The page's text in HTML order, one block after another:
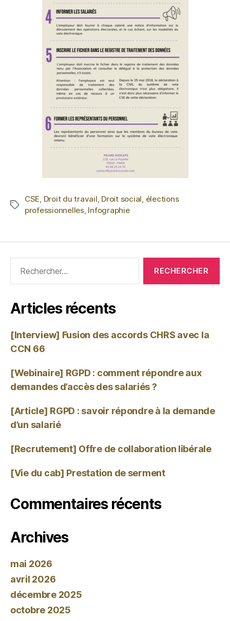
CSE, Droit du travail, Droit social, élections
professionnelles, Infographie
Articles récents
[Interview] Fusion des accords CHRS avec la
CCN 66
[Webinaire] RGPD : comment répondre aux
demandes d’accès des salariés ?
[Article] RGPD : savoir répondre à la demande
d’un salarié
[Recrutement] Offre de collaboration libérale
[Vie du cab] Prestation de serment
Commentaires récents
Archives
mai 2026
avril 2026
décembre 2025
octobre 2025